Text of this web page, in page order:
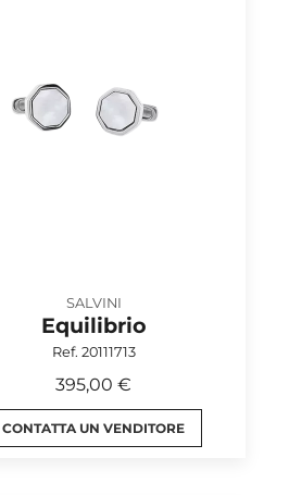
SALVINI
Equilibrio
Ref. 20111713
395,00 €
CONTATTA UN VENDITORE